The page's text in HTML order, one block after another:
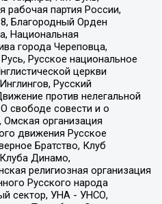
рабочая партия России,
Благородный Орден
Национальная
города Череповца,
Русское национальное
церкви
Русский
против нелегальной
свободе совести и о
организация
движения Русское
Братство, Клуб
Динамо,
религиозная организация
Русского народа
сектор, УНА - УНСО,